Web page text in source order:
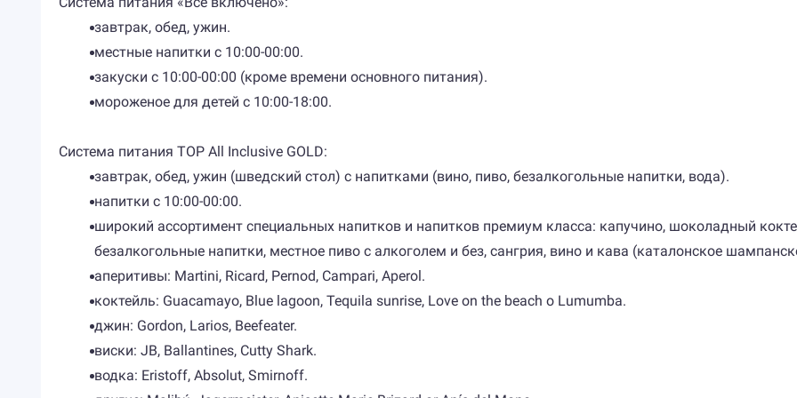
завтрак, обед, ужин.
местные напитки с 10:00-00:00.
закуски с 10:00-00:00 (кроме времени основного питания).
мороженое для детей с 10:00-18:00.
Система питания TOP All Inclusive GOLD:
завтрак, обед, ужин (шведский стол) с напитками (вино, пиво, безалкогольные напитки, вода).
напитки с 10:00-00:00.
широкий ассортимент специальных напитков и напитков премиум класса: капучино, шоколадный
безалкогольные напитки, местное пиво с алкоголем и без, сангрия, вино и кава (каталонское
аперитивы: Martini, Ricard, Pernod, Campari, Aperol.
коктейль: Guacamayo, Blue lagoon, Tequila sunrise, Love on the beach o Lumumba.
джин: Gordon, Larios, Beefeater.
виски: JB, Ballantines, Cutty Shark.
водка: Eristoff, Absolut, Smirnoff.